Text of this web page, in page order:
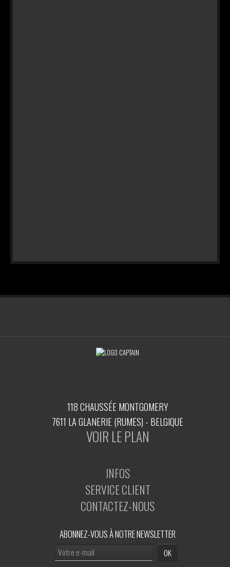
118 CHAUSSÉE MONTGOMERY
7611 LA GLANERIE (RUMES) - BELGIQUE
VOIR LE PLAN
INFOS
SERVICE CLIENT
CONTACTEZ-NOUS
ABONNEZ-VOUS À NOTRE NEWSLETTER
OK